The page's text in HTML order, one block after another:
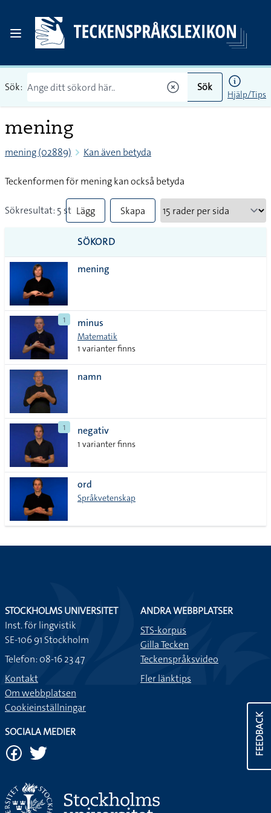
Sök: Sök
Hjälp/Tips
mening
mening (02889) Kan även betyda
Teckenformen för mening kan också betyda
Sökresultat: 5 st Lägg
till
alla i
Skapa
SÖKORD
mening
1 minus
Matematik
1 varianter finns
namn
1 negativ
1 varianter finns
ord
Språkvetenskap
FEEDBACK
STOCKHOLMS UNIVERSITET
Inst. för lingvistik
SE-106 91 Stockholm
Telefon: 08-16 23 47
Kontakt
Om webbplatsen
Cookieinställningar
ANDRA WEBBPLATSER
STS-korpus
Gilla Tecken
Teckenspråksvideo
Fler länktips
SOCIALA MEDIER